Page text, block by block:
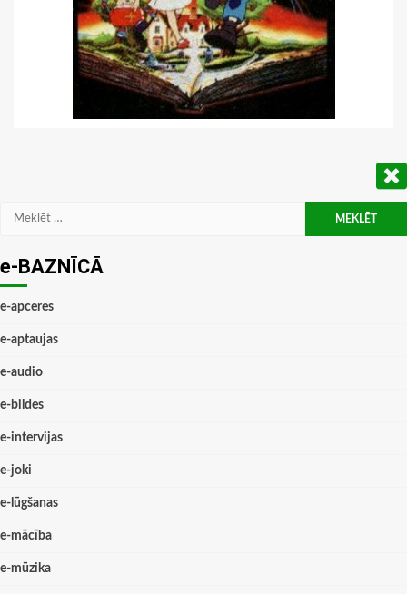
Meklēt:
e-BAZNĪCĀ
e-apceres
e-aptaujas
e-audio
e-bildes
e-intervijas
e-joki
e-lūgšanas
e-mācība
e-mūzika